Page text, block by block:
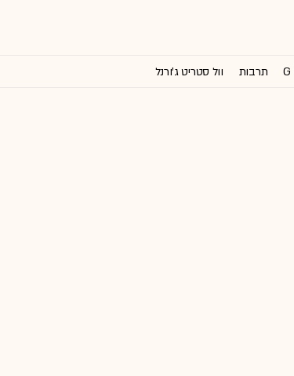
תרבות וול סטריט ג'ורנל